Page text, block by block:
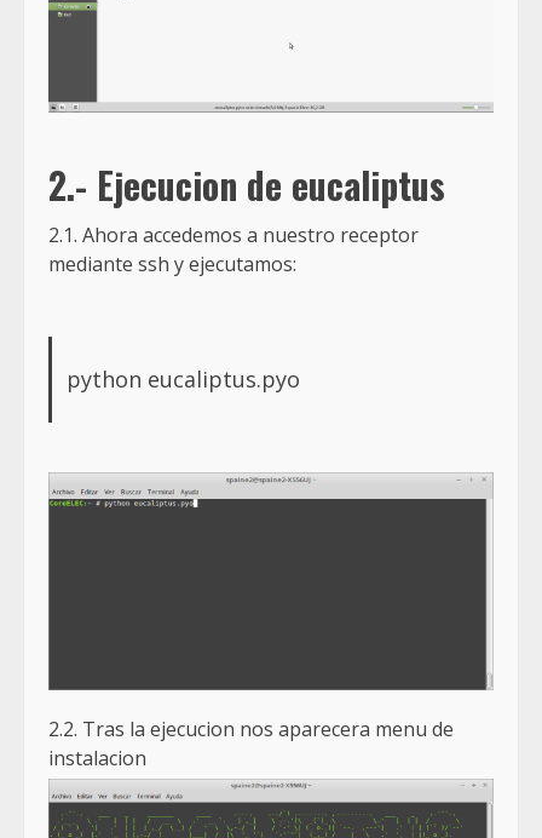
2.- Ejecucion de eucaliptus
2.1. Ahora accedemos a nuestro receptor
mediante ssh y ejecutamos:
python eucaliptus.pyo
2.2. Tras la ejecucion nos aparecera menu de
instalacion